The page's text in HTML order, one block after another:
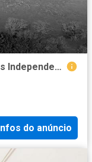
​​​​​​​Moradia Multifamiliar com 4 Frações Independentes | P. 229m² Pechão
Infos do anúncio